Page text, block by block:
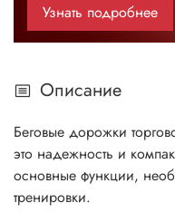
Узнать подробнее
Описание
Беговые дорожки
это надежность и
основные функции,
тренировки.